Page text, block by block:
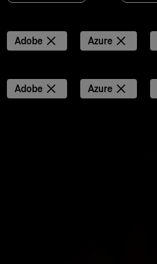
Adobe Azure
Adobe Azure